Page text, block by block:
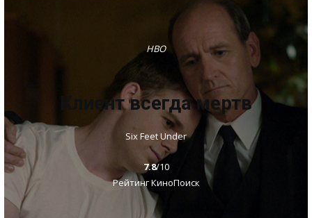
HBO
Клиент всегда мертв
Six Feet Under
7.8/10
Рейтинг КиноПоиск